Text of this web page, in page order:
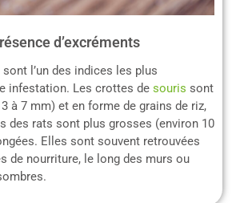
d’excréments
l’un des indices les plus
infestation. Les crottes de souris sont
à 7 mm) et en forme de grains de riz,
des rats sont plus grosses (environ 10
Elles sont souvent retrouvées
de nourriture, le long des murs ou